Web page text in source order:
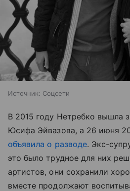
Источник: Соцсети
В 2015 году Нетребко вышла
Юсифа Эйвазова, а 26 июня
объявила о разводе. Экс-
это было трудное для них
артистов, они сохранили
вместе продолжают